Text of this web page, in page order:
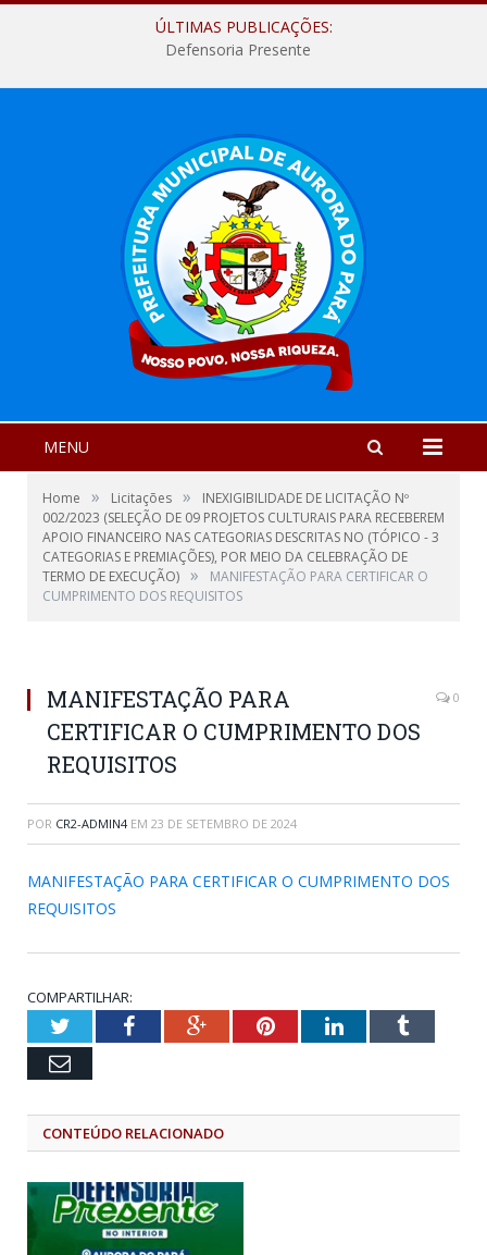
ÚLTIMAS PUBLICAÇÕES:
Defensoria Presente
MENU
Home » Licitações »
INEXIGIBILIDADE DE LICITAÇÃO Nº
002/2023 (SELEÇÃO DE 09 PROJETOS CULTURAIS PARA RECEBEREM
APOIO FINANCEIRO NAS CATEGORIAS DESCRITAS NO (TÓPICO - 3
CATEGORIAS E PREMIAÇÕES), POR MEIO DA CELEBRAÇÃO DE
TERMO DE EXECUÇÃO) »
MANIFESTAÇÃO PARA CERTIFICAR O
CUMPRIMENTO DOS REQUISITOS
MANIFESTAÇÃO PARA
CERTIFICAR O CUMPRIMENTO DOS
REQUISITOS
0
POR CR2-ADMIN4 EM 23 DE SETEMBRO DE 2024
MANIFESTAÇÃO PARA CERTIFICAR O CUMPRIMENTO DOS
REQUISITOS
COMPARTILHAR:
TwitterFacebookGoogle+PinterestLinkedInTumblr
Email
CONTEÚDO RELACIONADO